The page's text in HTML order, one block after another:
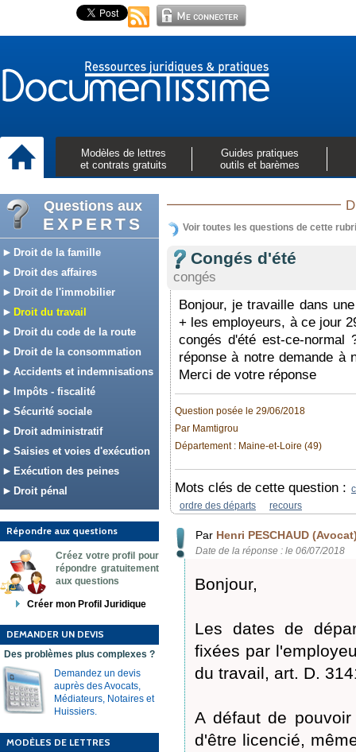
Modèles de lettres
et contrats gratuits
Guides pratiques
outils et barèmes
Questions aux
EXPERTS
Droit de la famille
Droit des affaires
Droit de l'immobilier
Droit du travail
Droit du code de la route
Droit de la consommation
Accidents et indemnisations
Impôts - fiscalité
Sécurité sociale
Droit administratif
Saisies et voies d'exécution
Exécution des peines
Droit pénal
Répondre aux questions
Créez votre profil pour
répondre gratuitement
aux questions
Créer mon Profil Juridique
DEMANDER UN DEVIS
Des problèmes plus complexes ?
Demandez un devis
auprès des Avocats,
Médiateurs, Notaires et
Huissiers.
MODÈLES DE LETTRES
Voir toutes les questions de cette
Congés d'été
congés
Bonjour, je travaille dans
+ les employeurs, à ce jour
congés d'été est-ce-
réponse à notre demande à
Merci de votre réponse
Question posée le 29/06/2018
Par Mamtigrou
Département : Maine-et-Loire (49)
Mots clés de cette question :
ordre des départs
recours
Par Henri PESCHAUD
Date de la réponse : le 06/07/2018
Bonjour,
Les dates de
fixées par
du travail, art. D.
A défaut de
d'être licencié,